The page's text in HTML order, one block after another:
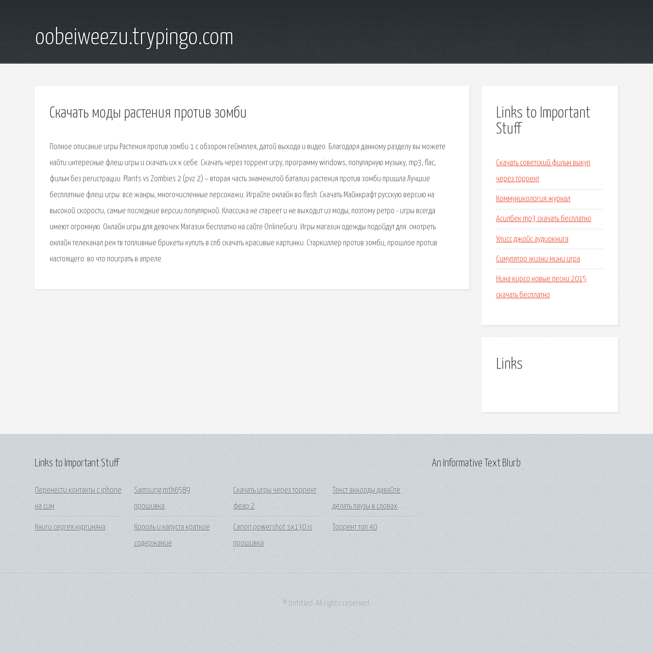
oobeiweezu.trypingo.com
Скачать моды растения против зомби
Полное описание игры Растения против зомби 1 с обзором геймплея, датой выхода и видео. Благодаря данному разделу вы можете
найти интересные флеш игры и скачать их к себе. Скачать через торрент игру, программу windows, популярную музыку, mp3, flac,
фильм без регистрации. Plants vs Zombies 2 (pvz 2) – вторая часть знаменитой баталии растения против зомби пришла Лучшие
бесплатные флеш игры: все жанры, многочисленные персонажи. Играйте онлайн во flash. Скачать Майнкрафт русскую версию на
высокой скорости, самые последние версии популярной. Классика не стареет и не выходит из моды, поэтому ретро - игры всегда
имеют огромную. Онлайн игры для девочек Магазин бесплатно на сайте OnlineGuru. Игры магазин одежды подойдут для. смотреть
онлайн телеканал рен тв топливные брикеты купить в спб скачать красивые картинки. Старкиллер против зомби, прошлое против
настоящего: во что поиграть в апреле.
Links to Important
Stuff
Скачать советский фильм выкуп
через торрент
Коммуникология журнал
Асилбек mp3 скачать бесплатно
Улисс джойс аудиокнига
Симулятор жизни мини игра
Нина кирсо новые песни 2015
скачать бесплатно
Links
Links to Important Stuff
Перенести контакты с iphone
на сим
Книги сергея кургиняна
Samsung mtk6589
прошивка
Король и капуста краткое
содержание
Скачать игры через торрент
феар 2
Canon powershot sx130 is
прошивка
Текст аккорды давайте
делать паузы в словах
Торрент топ 40
An Informative Text Blurb
© Untitled. All rights reserved.